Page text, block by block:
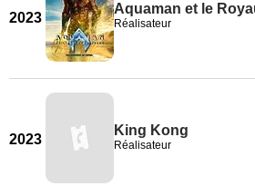
2023
Aquaman et le
Réalisateur
2023
King Kong
Réalisateur